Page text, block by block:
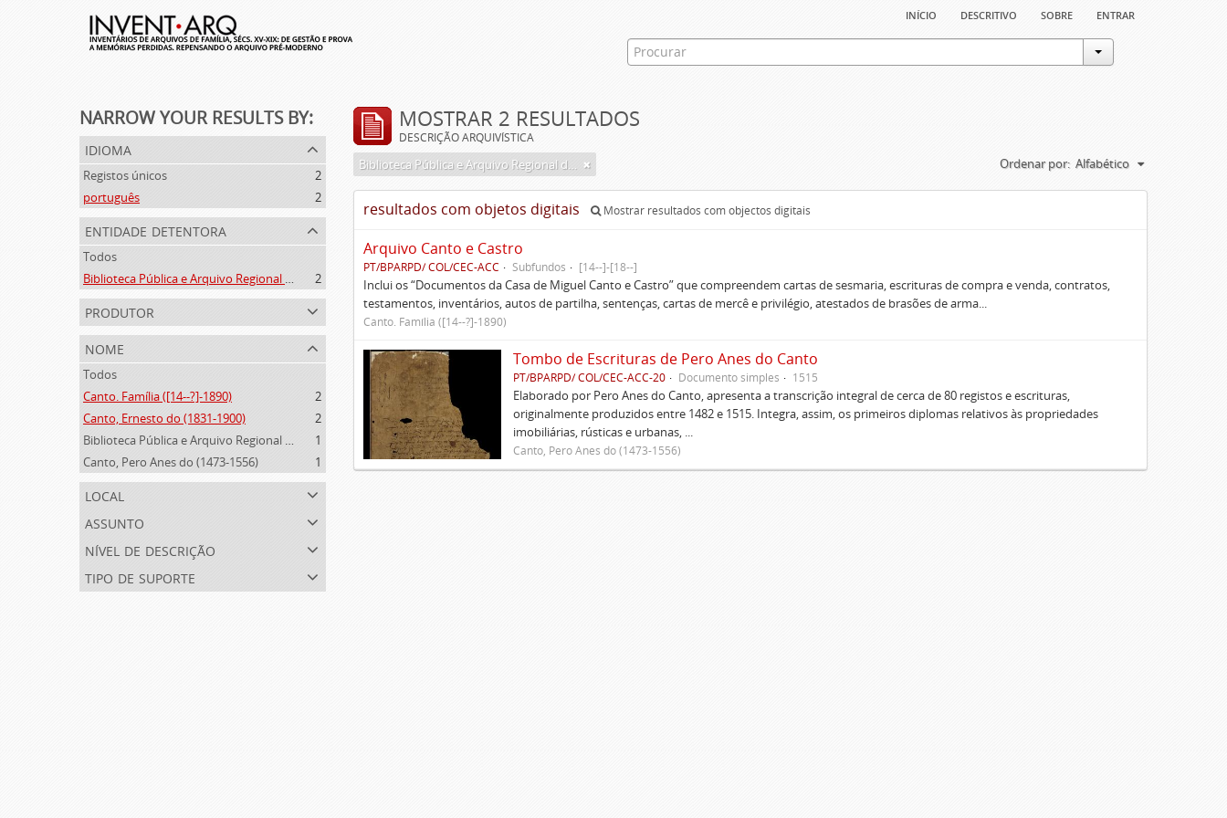
início descritivo sobre entrar
NARROW YOUR RESULTS BY:
idioma
Registos únicos
2
português
2
entidade detentora
Todos
Biblioteca Pública e Arquivo Regional de Ponta Delgada
2
produtor
nome
Todos
Canto. Família ([14--?]-1890)
2
Canto, Ernesto do (1831-1900)
2
Biblioteca Pública e Arquivo Regional de Ponta Delgada (1841- )
1
Canto, Pero Anes do (1473-1556)
1
local
assunto
nível de descrição
tipo de suporte
MOSTRAR 2 RESULTADOS
DESCRIÇÃO ARQUIVÍSTICA
Biblioteca Pública e Arquivo Regional de Ponta Delgada Ordenar por: Alfabético
resultados com objetos digitais Mostrar resultados com objectos digitais
Arquivo Canto e Castro
PT/BPARPD/ COL/CEC-ACC Subfundos [14--]-[18--]
Inclui os “Documentos da Casa de Miguel Canto e Castro” que compreendem cartas de sesmaria, escrituras de compra e venda, contratos,
testamentos, inventários, autos de partilha, sentenças, cartas de mercê e privilégio, atestados de brasões de arma...
Canto. Família ([14--?]-1890)
Tombo de Escrituras de Pero Anes do Canto
PT/BPARPD/ COL/CEC-ACC-20 Documento simples 1515
Elaborado por Pero Anes do Canto, apresenta a transcrição integral de cerca de 80 registos e escrituras,
originalmente produzidos entre 1482 e 1515. Integra, assim, os primeiros diplomas relativos às propriedades
imobiliárias, rústicas e urbanas, ...
Canto, Pero Anes do (1473-1556)